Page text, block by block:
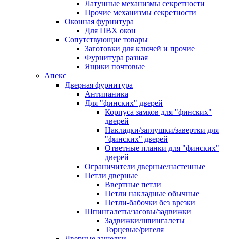
Латунные механизмы секретности
Прочие механизмы секретности
Оконная фурнитура
Для ПВХ окон
Сопутствующие товары
Заготовки для ключей и прочие
Фурнитура разная
Ящики почтовые
Апекс
Дверная фурнитура
Антипаника
Для "финских" дверей
Корпуса замков для "финских"
дверей
Накладки/заглушки/завертки для
"финских" дверей
Ответные планки для "финских"
дверей
Ограничители дверные/настенные
Петли дверные
Ввертные петли
Петли накладные обычные
Петли-бабочки без врезки
Шпингалеты/засовы/задвижки
Задвижки/шпингалеты
Торцевые/ригеля